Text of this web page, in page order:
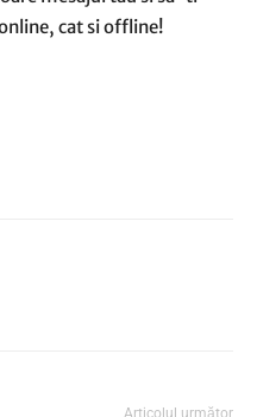
cat si offline!
Articolul următor